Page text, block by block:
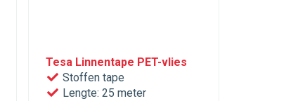
Tesa Linnentape PET-vlies​
Stoffen tape
Lengte: 25 meter